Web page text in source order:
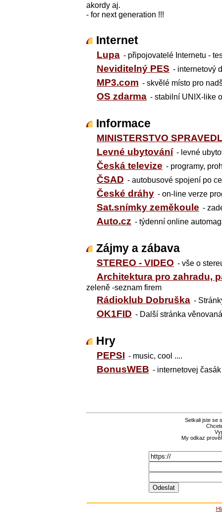
akordy aj.
- for next generation !!!
Internet
Lupa - připojovatelé Internetu -
Neviditelný PES - internetový
MP3.com - skvělé místo pro
OS zdarma - stabilní UNIX-like
Informace
MINISTERSTVO
Levné ubytování - levné
Česká televize - programy,
ČSAD - autobusové spojení po
České dráhy - on-line verze
Sat.snímky zeměkoule -
Auto.cz - týdenní online
Zájmy a zábava
STEREO - VIDEO - vše o
Architektura pro zahradu,
zeleně -seznam firem
Rádioklub Dobruška -
OK1FID - Další stránka
Hry
PEPSI - music, cool ....
BonusWEB - internetovej
Setkali jste se
My odkaz